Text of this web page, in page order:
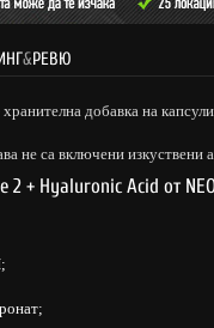
&РЕВЮ
хранителна добавка на
не са включени изкуствени
+ Hyaluronic Acid от